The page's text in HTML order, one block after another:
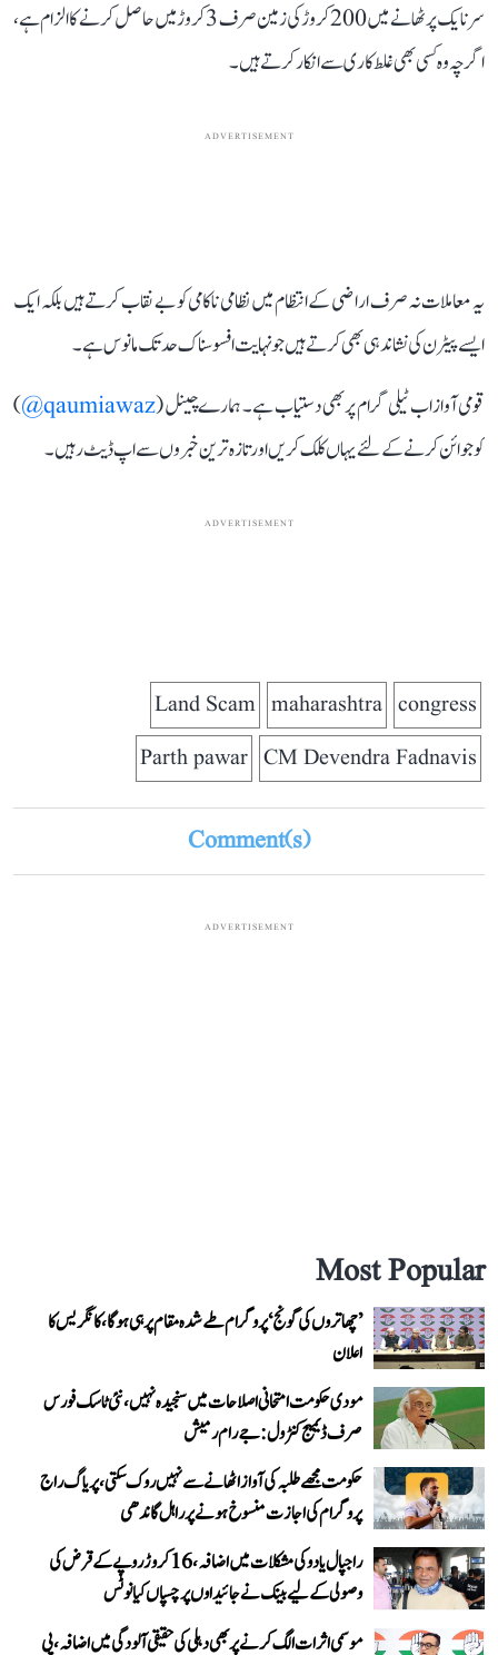
سرنایک پر ٹھانے میں 200 کروڑ کی زمین صرف 3 کروڑ میں حاصل کرنے کا الزام ہے،
اگرچہ وہ کسی بھی غلط کاری سے انکار کرتے ہیں۔
ADVERTISEMENT
یہ معاملات نہ صرف اراضی کے انتظام میں نظامی ناکامی کو بے نقاب کرتے ہیں بلکہ ایک
ایسے پیٹرن کی نشاندہی بھی کرتے ہیں جو نہایت افسوسناک حد تک مانوس ہے۔
قومی آواز اب ٹیلی گرام پر بھی دستیاب ہے۔ ہمارے چینل (qaumiawaz@
)
کو جوائن کرنے کے لئے یہاں کلک کریں اور تازہ ترین خبروں سے اپ ڈیٹ رہیں۔
ADVERTISEMENT
congress
maharashtra
Land Scam
CM Devendra Fadnavis
Parth pawar
Comment(s)
ADVERTISEMENT
Most Popular
’چھاتروں کی گونج‘ پروگرام طے شدہ مقام پر ہی ہوگا، کانگریس کا
اعلان
مودی حکومت امتحانی اصلاحات میں سنجیدہ نہیں، نئی ٹاسک فورس
صرف ڈیمیج کنٹرول: جے رام رمیش
حکومت مجھے طلبہ کی آواز اٹھانے سے نہیں روک سکتی، پریاگ راج
پروگرام کی اجازت منسوخ ہونے پر راہل گاندھی
راجپال یادو کی مشکلات میں اضافہ، 16 کروڑ روپے کے قرض کی
وصولی کے لیے بینک نے جائیداوں پر چسپاں کیا نوٹس
موسمی اثرات الگ کرنے پر بھی دہلی کی حقیقی آلودگی میں اضافہ، پی